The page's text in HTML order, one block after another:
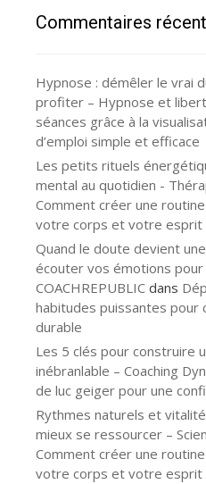
Commentaires
Hypnose : démêler le vrai
profiter – Hypnose et
séances grâce à la
d’emploi simple et efficace
Les petits rituels
mental au quotidien -
Comment créer une
votre corps et votre esprit
Quand le doute devient
écouter vos émotions pour
COACHREPUBLIC dans
habitudes puissantes pour
durable
Les 5 clés pour construire
inébranlable – Coaching
de luc geiger pour une
Rythmes naturels et
mieux se ressourcer –
Comment créer une
votre corps et votre esprit